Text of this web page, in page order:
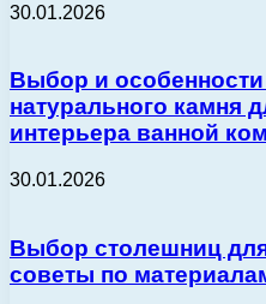
30.01.2026
Выбор и
натурального камня
интерьера ванной
30.01.2026
Выбор столешниц
советы по